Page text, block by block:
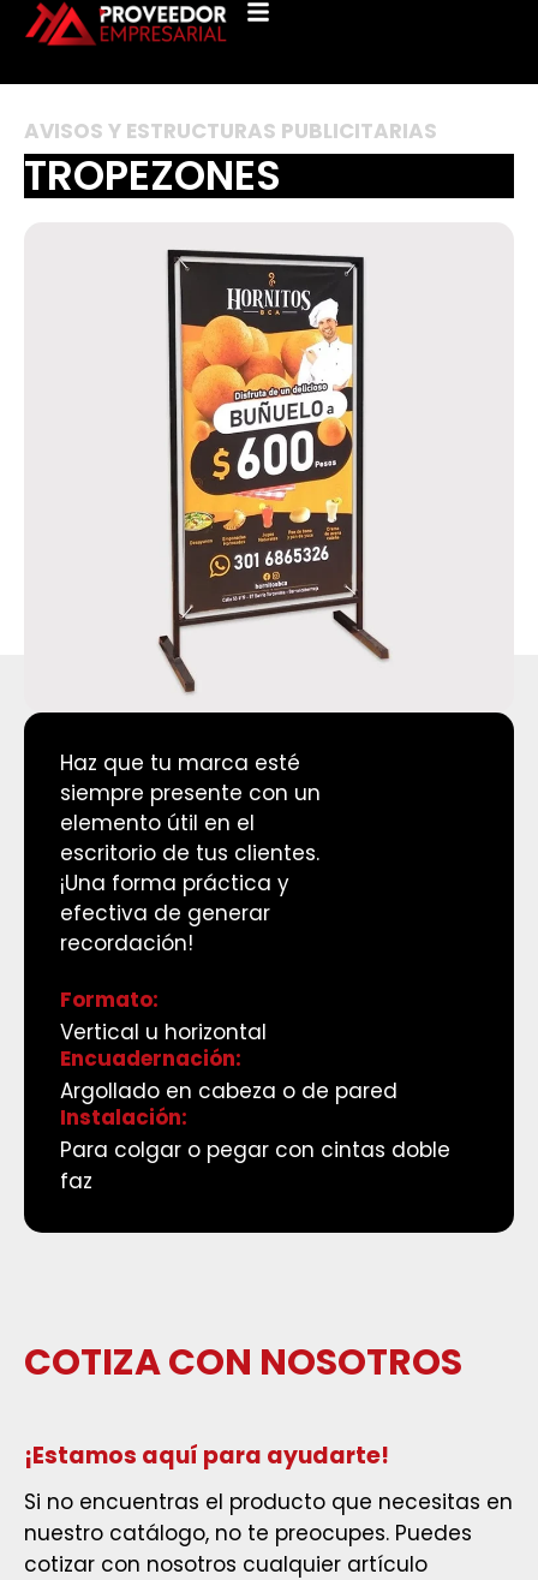
AVISOS Y ESTRUCTURAS PUBLICITARIAS
TROPEZONES
Haz que tu marca esté
siempre presente con un
elemento útil en el
escritorio de tus clientes.
¡Una forma práctica y
efectiva de generar
recordación!
Formato:
Vertical u horizontal
Encuadernación:
Argollado en cabeza o de pared
Instalación:
Para colgar o pegar con cintas doble
faz
COTIZACON NOSOTROS
¡Estamos aquí para ayudarte!
Si no encuentras el producto que necesitas en
nuestro catálogo, no te preocupes. Puedes
cotizar con nosotros cualquier artículo